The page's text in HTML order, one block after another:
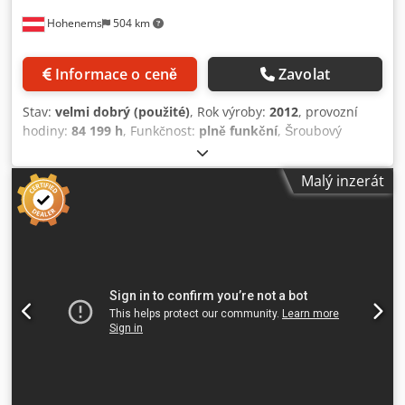
Hohenems 504 km
Informace o ceně Zavolat
Stav: velmi dobrý (použité), Rok výroby: 2012, provozní
hodiny: 84 199 h, Funkčnost: plně funkční, Šroubový
kompresor Atlas Copco GA55VSD. 55 kW, 13 bar, 10,30
m3/min, s integrovaným měničem. Csdpfsypl U Dsx Adrjrf
Malý inzerát